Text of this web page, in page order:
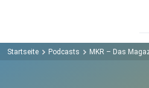
Startseite Podcasts MKR – Das